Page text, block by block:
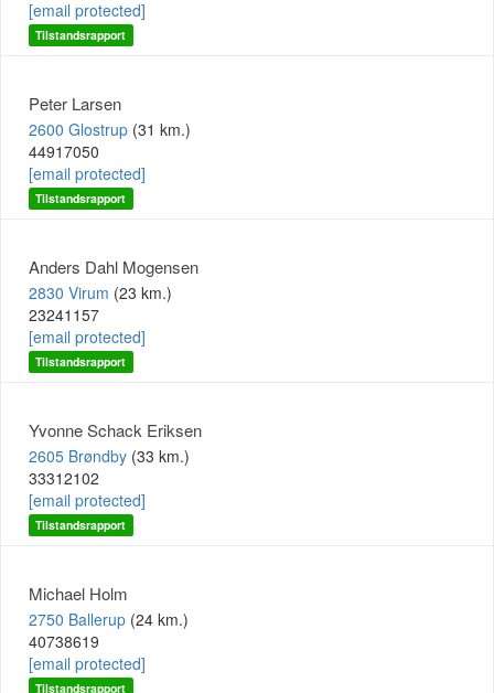
[email protected]
Tilstandsrapport
Peter Larsen
2600 Glostrup (31 km.)
44917050
[email protected]
Tilstandsrapport
Anders Dahl Mogensen
2830 Virum (23 km.)
23241157
[email protected]
Tilstandsrapport
Yvonne Schack Eriksen
2605 Brøndby (33 km.)
33312102
[email protected]
Tilstandsrapport
Michael Holm
2750 Ballerup (24 km.)
40738619
[email protected]
Tilstandsrapport